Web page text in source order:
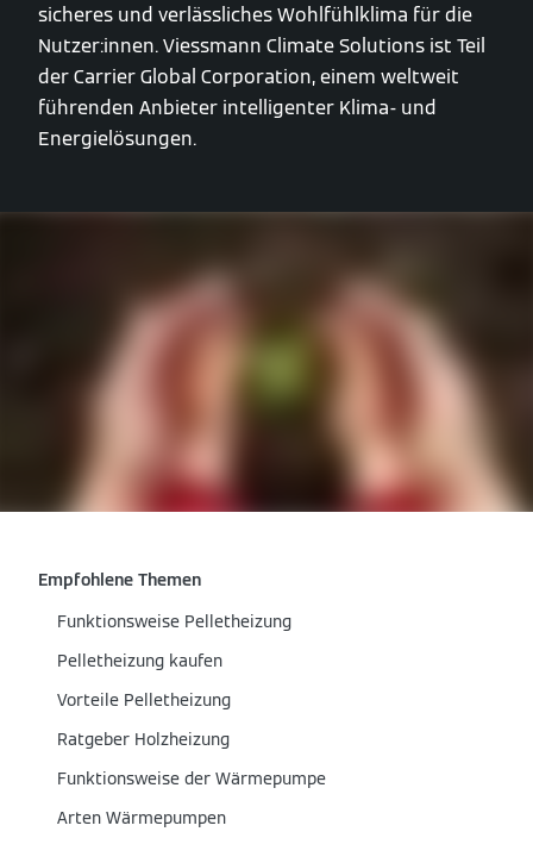
sicheres und verlässliches Wohlfühlklima für die
Nutzer:innen. Viessmann Climate Solutions ist Teil
der Carrier Global Corporation, einem weltweit
führenden Anbieter intelligenter Klima- und
Energielösungen.
Empfohlene Themen
Funktionsweise Pelletheizung
Pelletheizung kaufen
Vorteile Pelletheizung
Ratgeber Holzheizung
Funktionsweise der Wärmepumpe
Arten Wärmepumpen